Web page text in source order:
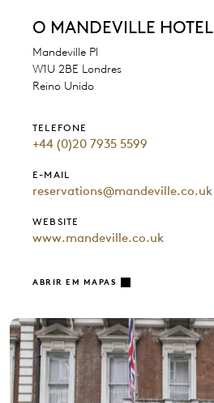
O MANDEVILLE HOTEL
Mandeville Pl
W1U 2BE Londres
Reino Unido
TELEFONE
+44 (0)20 7935 5599
E-MAIL
reservations@mandeville.co.uk
WEBSITE
www.mandeville.co.uk
ABRIR EM MAPAS